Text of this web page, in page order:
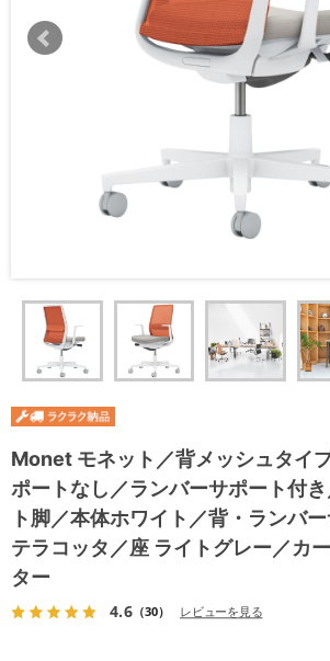
Monet モネット／背メッシュタイ
ポートなし／ランバーサポート付
ト脚／本体ホワイト／背・ランバ
テラコッタ／座 ライトグレー／カ
ター
4.6（30） レビューを見る